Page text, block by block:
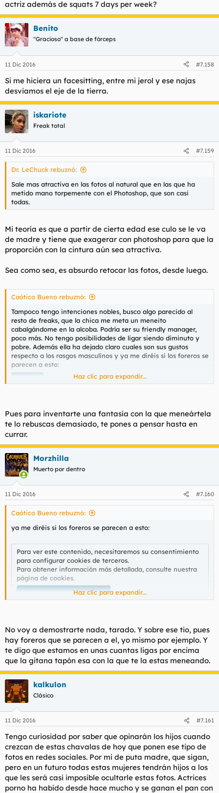
actriz además de squats 7 days per week?
Benito
"Gracioso" a base de fórceps
11 Dic 2016 #7.158
Si me hiciera un facesitting, entre mi jerol y ese najas
desviamos el eje de la tierra.
iskariote
Freak total
11 Dic 2016 #7.159
Dr. LeChuck rebuznó:
Sale mas atractiva en las fotos al natural que en las que ha
metido mano torpemente con el Photoshop, que son casi
todas.
Mi teoría es que a partir de cierta edad ese culo se le va
de madre y tiene que exagerar con photoshop para que la
proporción con la cintura aún sea atractiva.
Sea como sea, es absurdo retocar las fotos, desde luego.
Caótico Bueno rebuznó:
Tampoco tengo intenciones nobles, busco algo parecido al
resto de freaks, que la chica me meta un meneito
cabalgándome en la alcoba. Podría ser su friendly manager,
poco más. No tengo posibilidades de ligar siendo diminuto y
pobre. Además ella ha dejado claro cuales son sus gustos
respecto a los rasgos masculinos y ya me diréis si los foreros se
parecen a esto:
Haz clic para expandir...
Pues para inventarte una fantasía con la que meneártela
te lo rebuscas demasiado, te pones a pensar hasta en
currar.
Morzhilla
Muerto por dentro
11 Dic 2016 #7.160
Caótico Bueno rebuznó:
ya me diréis si los foreros se parecen a esto:
Para ver este contenido, necesitaremos su consentimiento
para configurar cookies de terceros.
Para obtener información más detallada, consulte nuestra
página de cookies.
Aceptar cookies de tercerosHaz clic para expandir...
No voy a demostrarte nada, tarado. Y sobre ese tio, pues
hay foreros que se parecen a el, yo mismo por ejemplo. Y
te digo que estamos en unas cuantas ligas por encima
que la gitana tapón esa con la que te la estas meneando.
kalkulon
Clásico
11 Dic 2016 #7.161
Tengo curiosidad por saber que opinarán los hijos cuando
crezcan de estas chavalas de hoy que ponen ese tipo de
fotos en redes sociales. Por mi de puta madre, que sigan,
pero en un futuro todas estas mujeres tendrán hijos a los
que les será casi imposible ocultarle estas fotos. Actrices
porno ha habido desde hace mucho y se ganan el pan con